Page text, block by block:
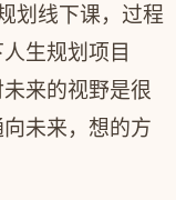
划线下课，过程
生规划项目
来的视野是很
未来，想的方